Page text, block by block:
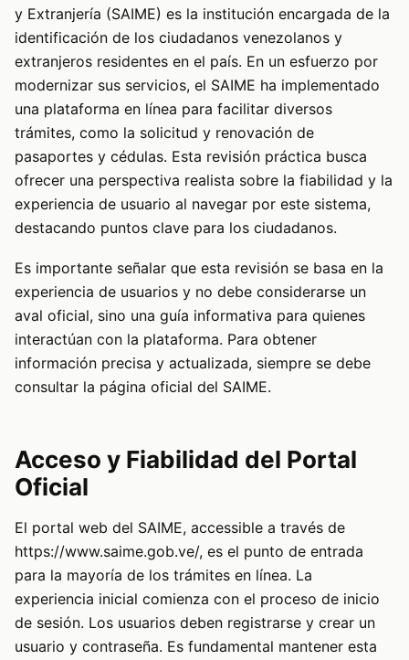
y Extranjería (SAIME) es la institución encargada de la
identificación de los ciudadanos venezolanos y
extranjeros residentes en el país. En un esfuerzo por
modernizar sus servicios, el SAIME ha implementado
una plataforma en línea para facilitar diversos
trámites, como la solicitud y renovación de
pasaportes y cédulas. Esta revisión práctica busca
ofrecer una perspectiva realista sobre la fiabilidad y la
experiencia de usuario al navegar por este sistema,
destacando puntos clave para los ciudadanos.
Es importante señalar que esta revisión se basa en la
experiencia de usuarios y no debe considerarse un
aval oficial, sino una guía informativa para quienes
interactúan con la plataforma. Para obtener
información precisa y actualizada, siempre se debe
consultar la página oficial del SAIME.
Acceso y Fiabilidad del Portal
Oficial
El portal web del SAIME, accessible a través de
https://www.saime.gob.ve/, es el punto de entrada
para la mayoría de los trámites en línea. La
experiencia inicial comienza con el proceso de inicio
de sesión. Los usuarios deben registrarse y crear un
usuario y contraseña. Es fundamental mantener esta